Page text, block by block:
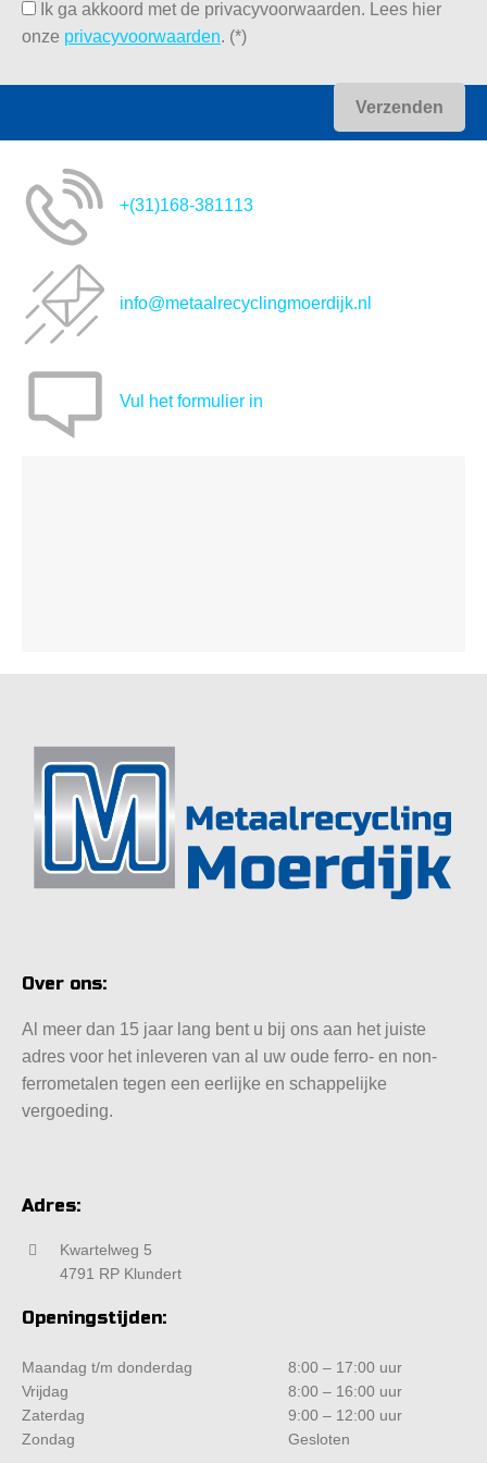
Ik ga akkoord met de privacyvoorwaarden. Lees hier
onze privacyvoorwaarden. (*)
+(31)168-381113
info@metaalrecyclingmoerdijk.nl
Vul het formulier in
Over ons:
Al meer dan 15 jaar lang bent u bij ons aan het juiste
adres voor het inleveren van al uw oude ferro- en non-
ferrometalen tegen een eerlijke en schappelijke
vergoeding.
Adres:
Kwartelweg 5
4791 RP Klundert
Openingstijden:
Maandag t/m donderdag
8:00 – 17:00 uur
Vrijdag
8:00 – 16:00 uur
Zaterdag
9:00 – 12:00 uur
Zondag
Gesloten